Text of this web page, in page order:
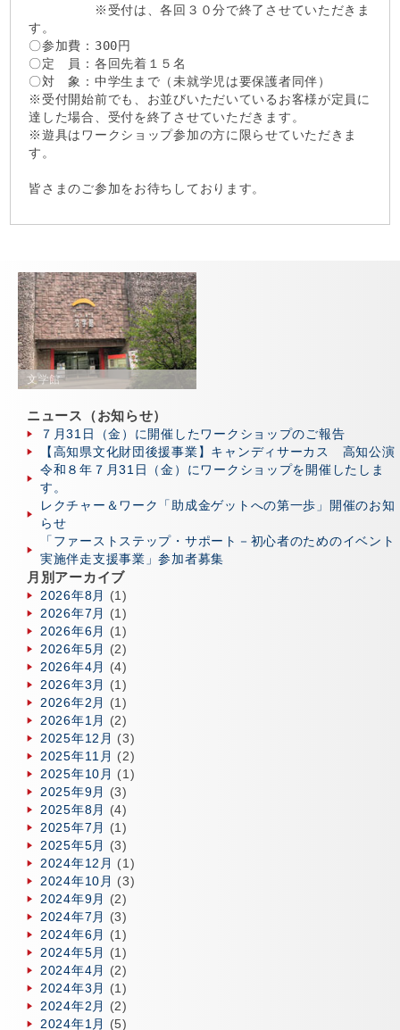
※受付は、各回３０分で終了させていただきま
す。
〇参加費：300円
〇定 員：各回先着１５名
〇対 象：中学生まで（未就学児は要保護者同伴）
※受付開始前でも、お並びいただいているお客様が定員に
達した場合、受付を終了させていただきます。
※遊具はワークショップ参加の方に限らせていただきま
す。
皆さまのご参加をお待ちしております。
文学館
ニュース（お知らせ）
７月31日（金）に開催したワークショップのご報告
【高知県文化財団後援事業】キャンディサーカス 高知公演
令和８年７月31日（金）にワークショップを開催したしま
す。
レクチャー＆ワーク「助成金ゲットへの第一歩」開催のお知
らせ
「ファーストステップ・サポート－初心者のためのイベント
実施伴走支援事業」参加者募集
月別アーカイブ
2026年8月
(1)
2026年7月
(1)
2026年6月
(1)
2026年5月
(2)
2026年4月
(4)
2026年3月
(1)
2026年2月
(1)
2026年1月
(2)
2025年12月 (3)
2025年11月 (2)
2025年10月 (1)
2025年9月
(3)
2025年8月
(4)
2025年7月
(1)
2025年5月
(3)
2024年12月 (1)
2024年10月 (3)
2024年9月
(2)
2024年7月
(3)
2024年6月
(1)
2024年5月
(1)
2024年4月
(2)
2024年3月
(1)
2024年2月
(2)
2024年1月
(5)